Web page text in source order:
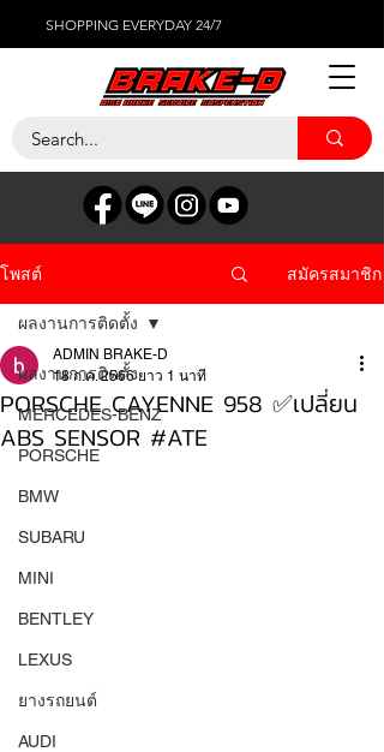
SHOPPING EVERYDAY 24/7
โพสต์ สมัครสมาชิก
ผลงานการติดตั้ง
MERCEDES-BENZ
PORSCHE
BMW
SUBARU
MINI
BENTLEY
LEXUS
ยางรถยนต์
AUDI
ผลงานการติดตั้ง
PORSCHE CAYENNE 958 ✅เปลี่ยน
ABS SENSOR #ATE
ADMIN BRAKE-D
18 ก.ค. 2566 ยาว 1 นาที